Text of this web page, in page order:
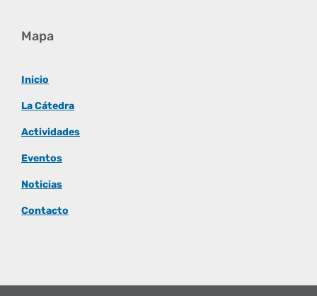
Mapa
Inicio
La Cátedra
Actividades
Eventos
Noticias
Contacto